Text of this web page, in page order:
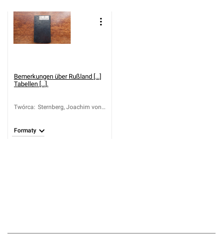
Bemerkungen über Rußland [...]
Tabellen [...].
Twórca: Sternberg, Joachim von
Formaty